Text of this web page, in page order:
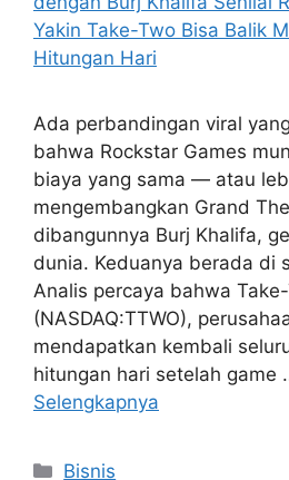
Ada perbandingan viral
bahwa Rockstar Games
biaya yang sama — atau
mengembangkan Grand
dibangunnya Burj Khalifa,
dunia. Keduanya berada di
Analis percaya bahwa
(NASDAQ:TTWO),
mendapatkan kembali
hitungan hari setelah game
Selengkapnya
Kategori
Bisnis